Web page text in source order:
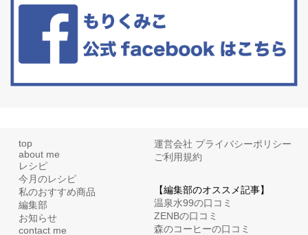
といった更年期症状はまだ...
top
about me
レシピ
今月のレシピ
私のおすすめ商品
編集部
お知らせ
contact me
運営会社 プライバシーポリシー
ご利用規約
【編集部のオススメ記事】
温泉水99の口コミ
ZENBの口コミ
森のコーヒーの口コミ